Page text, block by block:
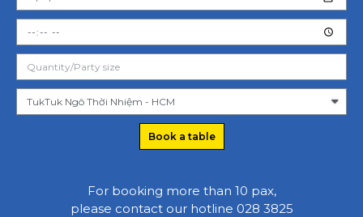
Book a table
For booking more than 10 pax,
please contact our hotline 028 3825